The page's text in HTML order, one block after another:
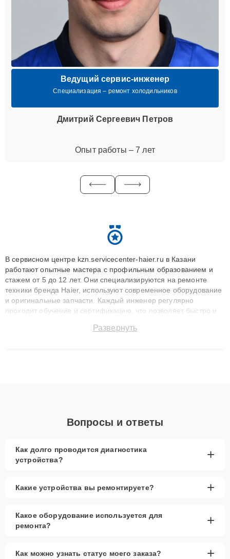
Ведущий сервис-инженер
Специализация – ремонт холодильников
Дмитрий Сергеевич Петров
Опыт работы – 7 лет
В сервисном центре kzn.servicecenter-haier.ru в Казани
работают опытные мастера с профильным образованием и
стажем от 5 до 12 лет. Они специализируются на ремонте
техники бренда Haier, используют современное оборудование
и оригинальные запчасти. Каждый инженер регулярно
проходит обучение и сертификацию, что позволяет быстро и
сохранением гарантии до 3 лет. Наши мастера решают
Развернуть
Вопросы и ответы
Как долго проводится диагностика
устройства?
+
Какие устройства вы ремонтируете? +
Какое оборудование используется для
ремонта?
+
Как можно узнать статус моего заказа? +